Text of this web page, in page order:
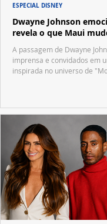
Dwayne Johnson
revela o que Maui
A passagem de Dwayne
imprensa e convidados em
inspirada no universo de
ESPECIAL DISNEY